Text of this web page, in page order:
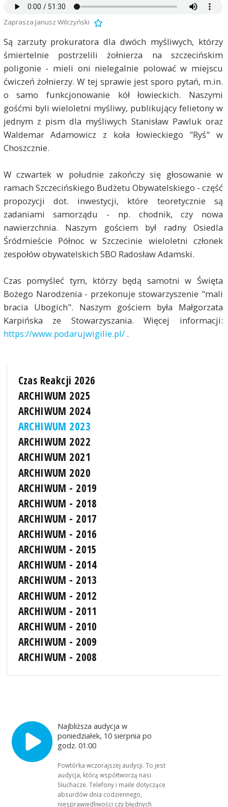
Zaprasza Janusz Wilczyński
Są zarzuty prokuratora dla dwóch myśliwych, którzy
śmiertelnie postrzelili żołnierza na szczecińskim
poligonie - mieli oni nielegalnie polować w miejscu
ćwiczeń żołnierzy. W tej sprawie jest sporo pytań, m.in.
o samo funkcjonowanie kół łowieckich. Naszymi
gośćmi byli wieloletni myśliwy, publikujący felietony w
jednym z pism dla myśliwych Stanisław Pawluk oraz
Waldemar Adamowicz z koła łowieckiego "Ryś" w
Choszcznie.
W czwartek w południe zakończy się głosowanie w
ramach Szczecińskiego Budżetu Obywatelskiego - część
propozycji dot. inwestycji, które teoretycznie są
zadaniami samorządu - np. chodnik, czy nowa
nawierzchnia. Naszym gościem był radny Osiedla
Śródmieście Północ w Szczecinie wieloletni członek
zespołów obywatelskich SBO Radosław Adamski.
Czas pomyśleć tym, którzy będą samotni w Święta
Bożego Narodzenia - przekonuje stowarzyszenie "mali
bracia Ubogich". Naszym gościem była Małgorzata
Karpińska ze Stowarzyszania. Więcej informacji:
https://www.podarujwigilie.pl/.
Czas Reakcji 2026
ARCHIWUM 2025
ARCHIWUM 2024
ARCHIWUM 2023
ARCHIWUM 2022
ARCHIWUM 2021
ARCHIWUM 2020
ARCHIWUM - 2019
ARCHIWUM - 2018
ARCHIWUM - 2017
ARCHIWUM - 2016
ARCHIWUM - 2015
ARCHIWUM - 2014
ARCHIWUM - 2013
ARCHIWUM - 2012
ARCHIWUM - 2011
ARCHIWUM - 2010
ARCHIWUM - 2009
ARCHIWUM - 2008
Najbliższa audycja w
poniedziałek, 10 sierpnia po
godz. 01:00
Powtórka wczorajszej audycji. To jest
audycja, którą współtworzą nasi
Słuchacze. Telefony i maile dotyczące
absurdów dnia codziennego,
niesprawiedliwości czy błędnych